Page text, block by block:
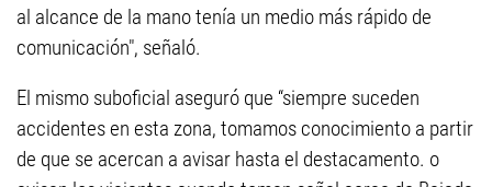
al alcance de la mano tenía un medio más rápido de
comunicación", señaló.
El mismo suboficial aseguró que “siempre suceden
accidentes en esta zona, tomamos conocimiento a partir
de que se acercan a avisar hasta el destacamento. o